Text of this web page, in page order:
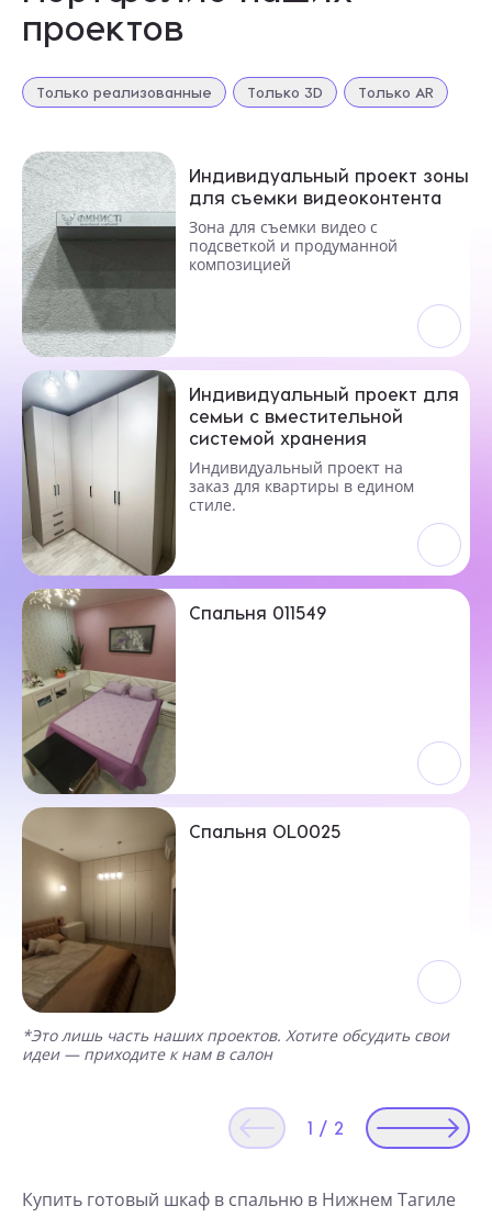
проектов
Только реализованные Только 3D Только AR
Индивидуальный проект зоны
для съемки видеоконтента
Зона для съемки видео с
подсветкой и продуманной
композицией
Индивидуальный проект для
семьи с вместительной
системой хранения
Индивидуальный проект на
заказ для квартиры в едином
стиле.
Спальня 011549
Спальня OL0025
*Это лишь часть наших проектов. Хотите обсудить свои
идеи — приходите к нам в салон
1 / 2
Купить готовый шкаф в спальню в Нижнем Тагиле
Федеральным законом от 27.07.2006 года № 152-ФЗ
«О персональных данных», на условиях и для целей,
определенных в Согласии на обработку персональных данных *